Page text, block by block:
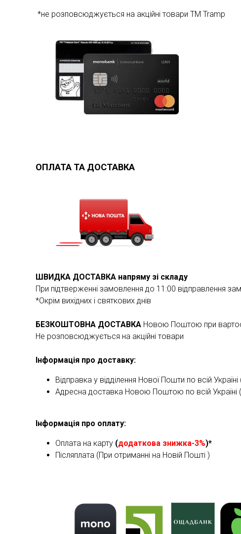
*не розповсюджується на акційні товари ТМ Tramp
ОПЛАТА ТА ДОСТАВКА
ШВИДКА ДОСТАВКА напряму зі складу
При підтверженні замовлення до 11:00 відправлення
*Окрім вихідних і святкових днів
БЕЗКОШТОВНА ДОСТАВКА Новою Поштою при
Не розповсюджується на акційні товари
Інформація про доставку:
Відправка у відділення Нової Пошти по всій
Адресна доставка Новою Поштою по всій Україні
Інформація про оплату:
Оплата на карту (додаткова знижка-3%)*
Післяплата (При отриманні на Новій Пошті )